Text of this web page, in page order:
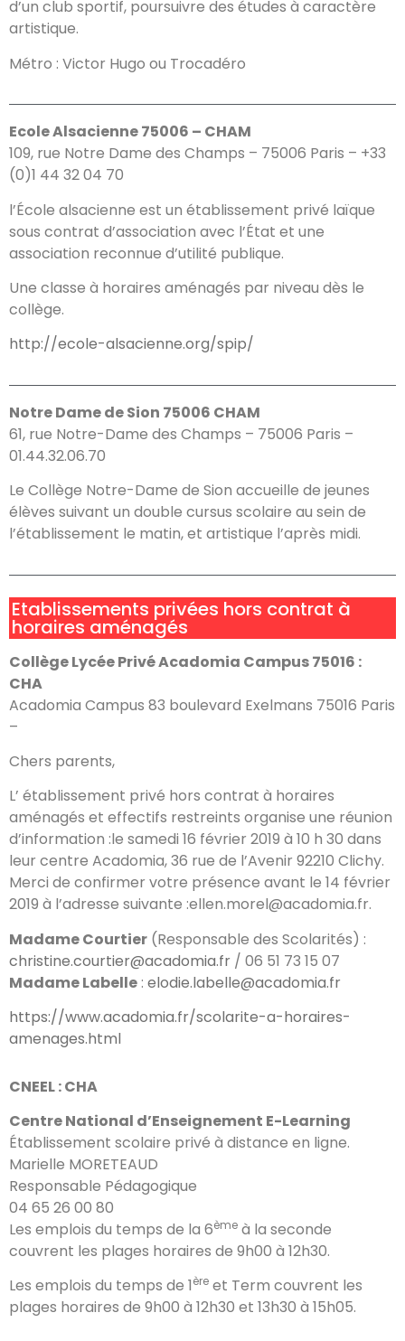
d’un club sportif, poursuivre des études à caractère
artistique.
Métro : Victor Hugo ou Trocadéro
Ecole Alsacienne 75006 – CHAM
109, rue Notre Dame des Champs – 75006 Paris – +33
(0)1 44 32 04 70
l’École alsacienne est un établissement privé laïque
sous contrat d’association avec l’État et une
association reconnue d’utilité publique.
Une classe à horaires aménagés par niveau dès le
collège.
http://ecole-alsacienne.org/spip/
Notre Dame de Sion 75006 CHAM
61, rue Notre-Dame des Champs – 75006 Paris –
01.44.32.06.70
Le Collège Notre-Dame de Sion accueille de jeunes
élèves suivant un double cursus scolaire au sein de
l’établissement le matin, et artistique l’après midi.
Etablissements privées hors contrat à
horaires aménagés
Collège Lycée Privé Acadomia Campus 75016 :
CHA
Acadomia Campus 83 boulevard Exelmans 75016 Paris
–
Chers parents,
L’ établissement privé hors contrat à horaires
aménagés et effectifs restreints organise une réunion
d’information :le samedi 16 février 2019 à 10 h 30 dans
leur centre Acadomia, 36 rue de l’Avenir 92210 Clichy.
Merci de confirmer votre présence avant le 14 février
2019 à l’adresse suivante :ellen.morel@acadomia.fr.
Madame Courtier (Responsable des Scolarités) :
christine.courtier@acadomia.fr / 06 51 73 15 07
Madame Labelle : elodie.labelle@acadomia.fr
https://www.acadomia.fr/scolarite-a-horaires-
amenages.html
CNEEL : CHA
Centre National d’Enseignement E-Learning
Établissement scolaire privé à distance en ligne.
Marielle MORETEAUD
Responsable Pédagogique
04 65 26 00 80
Les emplois du temps de la 6ème à la seconde
couvrent les plages horaires de 9h00 à 12h30.
Les emplois du temps de 1ère et Term couvrent les
plages horaires de 9h00 à 12h30 et 13h30 à 15h05.